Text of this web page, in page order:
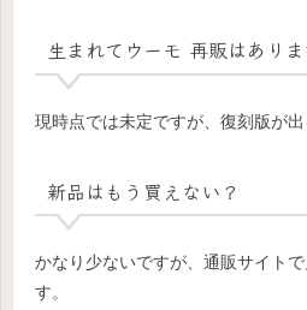
生まれてウーモ 再販はありま
現時点では未定ですが、復刻版が出
新品はもう買えない？
かなり少ないですが、通販サイト
す。